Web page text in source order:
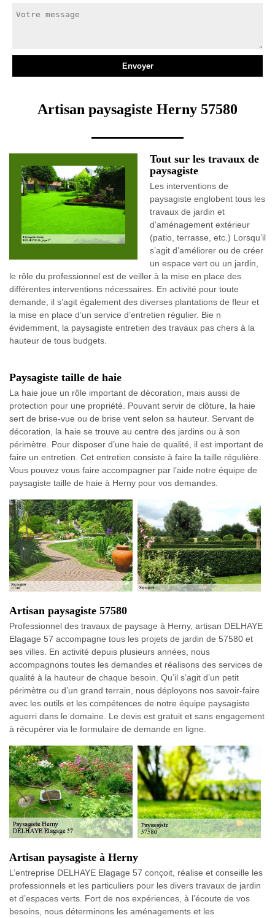
Artisan paysagiste Herny 57580
Tout sur les travaux de
paysagiste
Les interventions de
paysagiste englobent tous les
travaux de jardin et
d’aménagement extérieur
(patio, terrasse, etc.) Lorsqu’il
s’agit d’améliorer ou de créer
un espace vert ou un jardin,
le rôle du professionnel est de veiller à la mise en place des
différentes interventions nécessaires. En activité pour toute
demande, il s’agit également des diverses plantations de fleur et
la mise en place d’un service d’entretien régulier. Bie n
évidemment, la paysagiste entretien des travaux pas chers à la
hauteur de tous budgets.
Paysagiste taille de haie
La haie joue un rôle important de décoration, mais aussi de
protection pour une propriété. Pouvant servir de clôture, la haie
sert de brise-vue ou de brise vent selon sa hauteur. Servant de
décoration, la haie se trouve au centre des jardins ou à son
périmètre. Pour disposer d’une haie de qualité, il est important de
faire un entretien. Cet entretien consiste à faire la taille régulière.
Vous pouvez vous faire accompagner par l’aide notre équipe de
paysagiste taille de haie à Herny pour vos demandes.
Artisan paysagiste 57580
Professionnel des travaux de paysage à Herny, artisan DELHAYE
Elagage 57 accompagne tous les projets de jardin de 57580 et
ses villes. En activité depuis plusieurs années, nous
accompagnons toutes les demandes et réalisons des services de
qualité à la hauteur de chaque besoin. Qu’il s’agit d’un petit
périmètre ou d’un grand terrain, nous déployons nos savoir-faire
avec les outils et les compétences de notre équipe paysagiste
aguerri dans le domaine. Le devis est gratuit et sans engagement
à récupérer via le formulaire de demande en ligne.
Artisan paysagiste à Herny
L’entreprise DELHAYE Elagage 57 conçoit, réalise et conseille les
professionnels et les particuliers pour les divers travaux de jardin
et d’espaces verts. Fort de nos expériences, à l’écoute de vos
besoins, nous déterminons les aménagements et les